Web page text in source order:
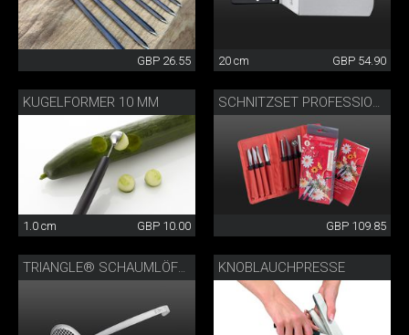
GBP 26.55 20 cm GBP 54.90
KUGELFORMER 10 MM
1.0 cm GBP 10.00 GBP 109.85
KNOBLAUCHPRESSE